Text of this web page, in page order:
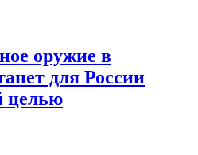
оружие в
для России
целью